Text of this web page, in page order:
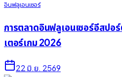
อินฟลูเอนเซอร์
การตลาดอินฟลูเอนเซอร์อีสปอ
เตอร์เกม 2026
22 มิ.ย. 2569